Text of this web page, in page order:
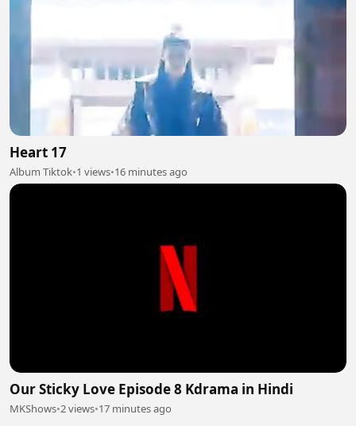
Heart 17
Album Tiktok•1 views•16 minutes ago
Our Sticky Love Episode 8 Kdrama in Hindi
MKShows•2 views•17 minutes ago